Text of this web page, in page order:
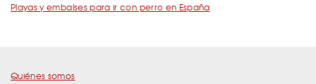
Playas y embalses para ir con perro en España
Quiénes somos